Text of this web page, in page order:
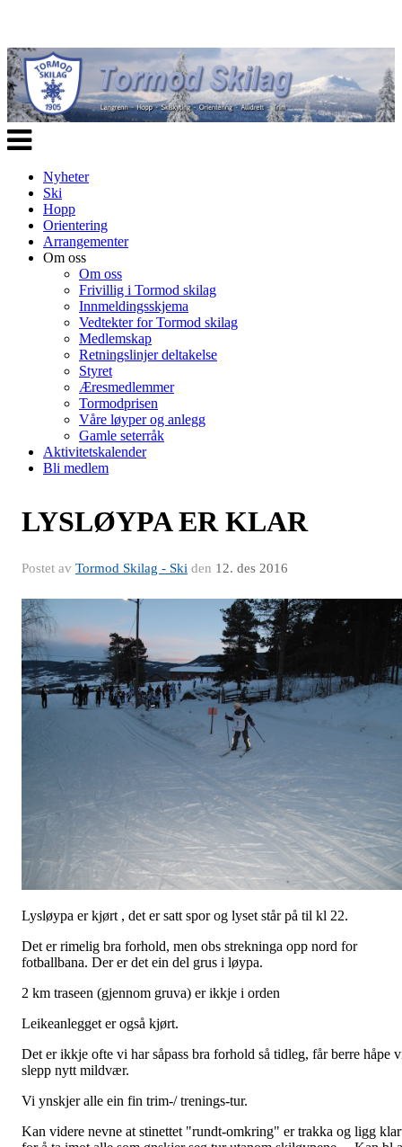
Veksle
navigasjon
Nyheter
Ski
Hopp
Orientering
Arrangementer
Om oss
Om oss
Frivillig i Tormod skilag
Innmeldingsskjema
Vedtekter for Tormod skilag
Medlemskap
Retningslinjer deltakelse
Styret
Æresmedlemmer
Tormodprisen
Våre løyper og anlegg
Gamle seterråk
Aktivitetskalender
Bli medlem
LYSLØYPA ER KLAR
Postet av Tormod Skilag - Ski den 12. des 2016
Lysløypa er kjørt , det er satt spor og lyset står på til kl 22.
Det er rimelig bra forhold, men obs strekninga opp nord for
fotballbana. Der er det ein del grus i løypa.
2 km traseen (gjennom gruva) er ikkje i orden
Leikeanlegget er også kjørt.
Det er ikkje ofte vi har såpass bra forhold så tidleg, får berre håpe
slepp nytt mildvær.
Vi ynskjer alle ein fin trim-/ trenings-tur.
Kan videre nevne at stinettet "rundt-omkring" er trakka og ligg